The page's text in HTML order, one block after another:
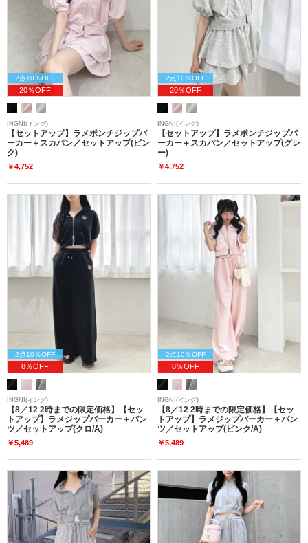
2点10％OFF
20％OFF
INGNI(イング)
【セットアップ】ラメポンチジップパ
ーカー＋スカパン／セットアップ(ピン
ク)
￥4,752
2点10％OFF
20％OFF
INGNI(イング)
【セットアップ】ラメポンチジップパ
ーカー＋スカパン／セットアップ(グレ
ー)
￥4,752
2点10％OFF
8％OFF
INGNI(イング)
【8／12 2時までの限定価格】【セッ
トアップ】ラメジップパーカー＋パン
ツ／セットアップ(クロ/A)
￥5,489
2点10％OFF
8％OFF
INGNI(イング)
【8／12 2時までの限定価格】【セッ
トアップ】ラメジップパーカー＋パン
ツ／セットアップ(ピンク/A)
￥5,489